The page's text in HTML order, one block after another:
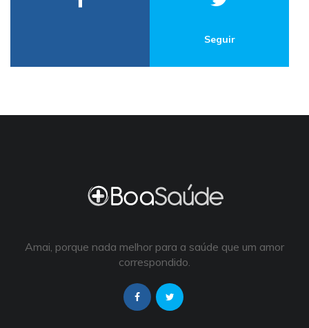
Seguir
Amai, porque nada melhor para a saúde que um amor
correspondido.